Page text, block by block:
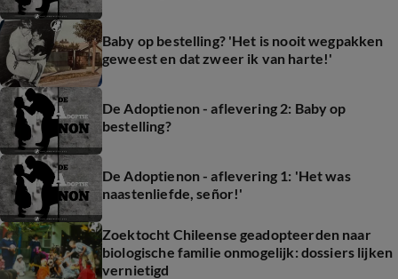
Baby op bestelling? 'Het is nooit wegpakken
geweest en dat zweer ik van harte!'
De Adoptienon - aflevering 2: Baby op
bestelling?
De Adoptienon - aflevering 1: 'Het was
naastenliefde, señor!'
Zoektocht Chileense geadopteerden naar
biologische familie onmogelijk: dossiers lijken
vernietigd